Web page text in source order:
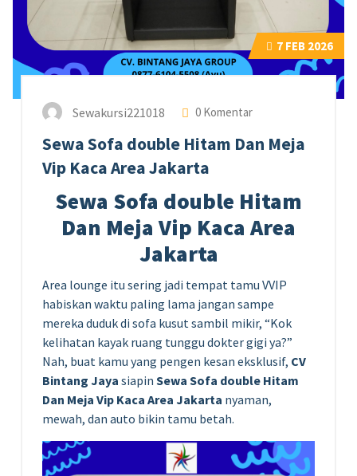
7 FEB 2026
Sewakursi221018 0 Komentar
Sewa Sofa double Hitam Dan Meja
Vip Kaca Area Jakarta
Sewa Sofa double Hitam
Dan Meja Vip Kaca Area
Jakarta
Area lounge itu sering jadi tempat tamu VVIP
habiskan waktu paling lama jangan sampe
mereka duduk di sofa kusut sambil mikir, “Kok
kelihatan kayak ruang tunggu dokter gigi ya?”
Nah, buat kamu yang pengen kesan eksklusif, CV
Bintang Jaya siapin Sewa Sofa double Hitam
Dan Meja Vip Kaca Area Jakarta nyaman,
mewah, dan auto bikin tamu betah.